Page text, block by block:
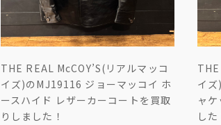
THE REAL McCOY’S(リアルマッコ
イズ)のMJ19116 ジョーマッコイ ホ
ースハイド レザーカーコートを買取
りしました！
イ
ャ
した